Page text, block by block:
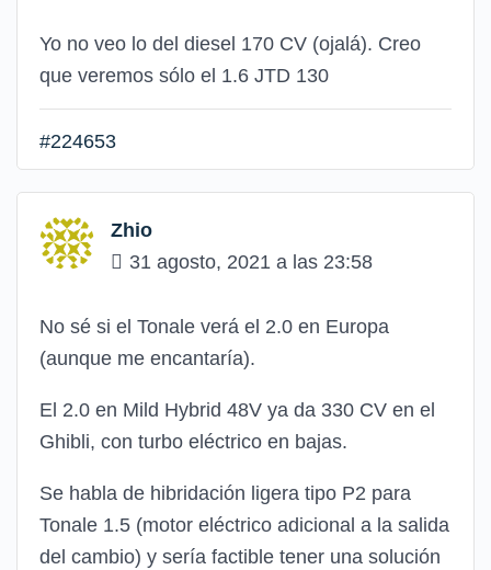
Yo no veo lo del diesel 170 CV (ojalá). Creo
que veremos sólo el 1.6 JTD 130
#224653
Zhio
31 agosto, 2021 a las 23:58
No sé si el Tonale verá el 2.0 en Europa
(aunque me encantaría).
El 2.0 en Mild Hybrid 48V ya da 330 CV en el
Ghibli, con turbo eléctrico en bajas.
Se habla de hibridación ligera tipo P2 para
Tonale 1.5 (motor eléctrico adicional a la salida
del cambio) y sería factible tener una solución